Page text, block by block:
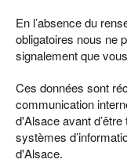
En l’absence du
obligatoires nous ne
signalement que
Ces données sont
communication
d'Alsace avant
systèmes
d'Alsace.